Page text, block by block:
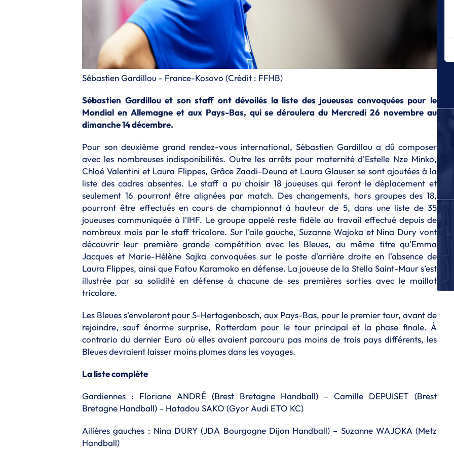
Sébastien Gardillou - France-Kosovo (Crédit : FFHB)
Sébastien Gardillou et son staff ont dévoilés la liste des joueuses convoquées pour le
Mondial en Allemagne et aux Pays-Bas, qui se déroulera du Mercredi 26 novembre au
dimanche 14 décembre.
Pour son deuxième grand rendez-vous international, Sébastien Gardillou a dû composer
avec les nombreuses indisponibilités. Outre les arrêts pour maternité d'Estelle Nze Minko,
Chloé Valentini et Laura Flippes, Grâce Zaadi-Deuna et Laura Glauser se sont ajoutées à la
liste des cadres absentes. Le staff a pu choisir 18 joueuses qui feront le déplacement et
seulement 16 pourront être alignées par match. Des changements, hors groupes des 18,
pourront être effectués en cours de championnat à hauteur de 5, dans une liste de 35
joueuses communiquée à l'IHF. Le groupe appelé reste fidèle au travail effectué depuis de
nombreux mois par le staff tricolore. Sur l'aile gauche, Suzanne Wajoka et Nina Dury vont
découvrir leur première grande compétition avec les Bleues, au même titre qu'Emma
Jacques et Marie-Hélène Sajka convoquées sur le poste d'arrière droite en l'absence de
Laura Flippes, ainsi que Fatou Karamoko en défense. La joueuse de la Stella Saint-Maur s’est
illustrée par sa solidité en défense à chacune de ses premières sorties avec le maillot
tricolore.
Les Bleues s'envoleront pourS-Hertogenbosch, aux Pays-Bas, pour le premier tour, avant de
rejoindre, sauf énorme surprise, Rotterdam pour le tour principal et la phase finale. À
contrario du dernier Euro où elles avaient parcouru pas moins de trois pays différents, les
Bleues devraient laisser moins plumes dans les voyages.
La liste complète
Gardiennes : Floriane ANDRÉ (Brest Bretagne Handball) – Camille DEPUISET (Brest
Bretagne Handball) – Hatadou SAKO (Gyor Audi ETO KC)
Ailières gauches : Nina DURY (JDA Bourgogne Dijon Handball) – Suzanne WAJOKA (Metz
Handball)